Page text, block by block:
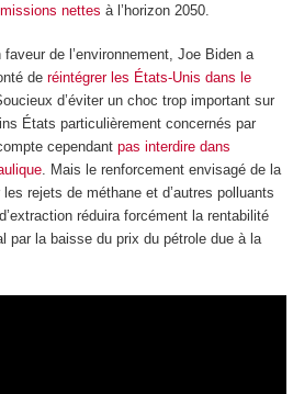
nettes à l’horizon 2050.
de l’environnement, Joe Biden a
de réintégrer les États-Unis dans le
d’éviter un choc trop important sur
États particulièrement concernés par
cependant pas interdire dans
. Mais le renforcement envisagé de la
rejets de méthane et d’autres polluants
réduira forcément la rentabilité
par la baisse du prix du pétrole due à la